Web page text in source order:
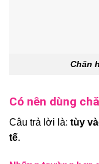
Chăn
Có nên dùng
Câu trả lời là: tùy
tế.